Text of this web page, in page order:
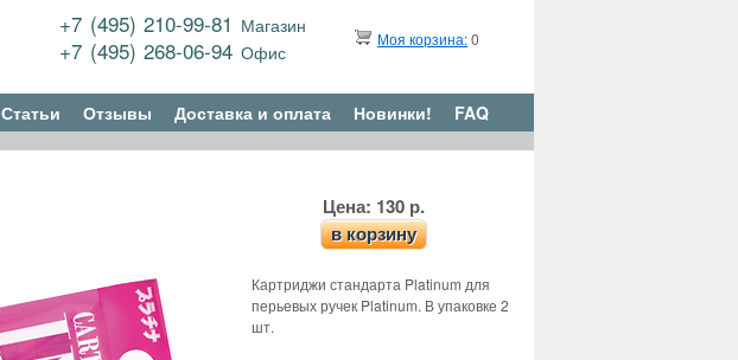
+7 (495) 210-99-81 Магазин
+7 (495) 268-06-94Офис
Моя корзина:0
Статьи Отзывы Доставка и оплата Новинки! FAQ
Цена: 130 р.
в корзину
Картриджи стандарта Platinum для
перьевых ручек Platinum. В упаковке 2
шт.